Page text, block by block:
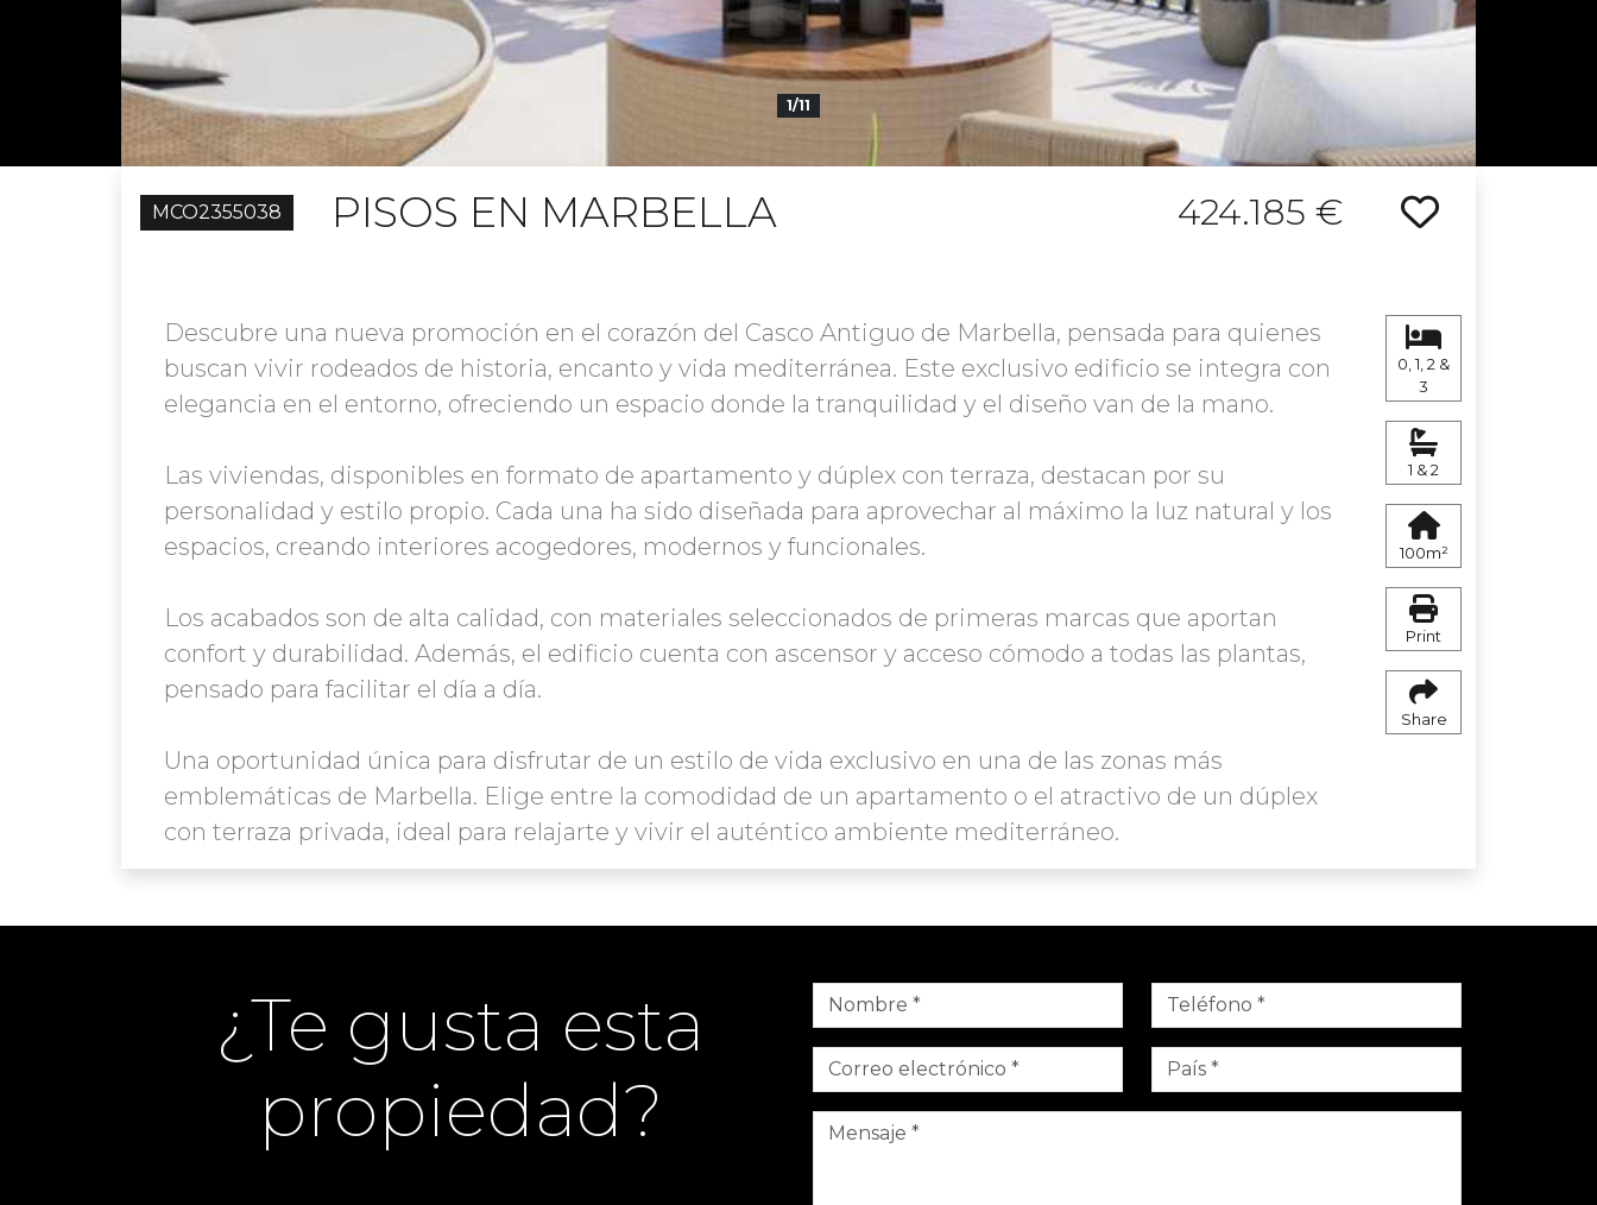
1/11
MCO2355038 PISOS EN MARBELLA 424.185 €
Descubre una nueva promoción en el corazón del Casco Antiguo de Marbella, pensada para quienes
buscan vivir rodeados de historia, encanto y vida mediterránea. Este exclusivo edificio se integra con
elegancia en el entorno, ofreciendo un espacio donde la tranquilidad y el diseño van de la mano.
Las viviendas, disponibles en formato de apartamento y dúplex con terraza, destacan por su
personalidad y estilo propio. Cada una ha sido diseñada para aprovechar al máximo la luz natural y los
espacios, creando interiores acogedores, modernos y funcionales.
Los acabados son de alta calidad, con materiales seleccionados de primeras marcas que aportan
confort y durabilidad. Además, el edificio cuenta con ascensor y acceso cómodo a todas las plantas,
pensado para facilitar el día a día.
Una oportunidad única para disfrutar de un estilo de vida exclusivo en una de las zonas más
emblemáticas de Marbella. Elige entre la comodidad de un apartamento o el atractivo de un dúplex
con terraza privada, ideal para relajarte y vivir el auténtico ambiente mediterráneo.
0, 1, 2 &
3
1 & 2
100m²
Print
Share
¿Te gusta esta
propiedad?